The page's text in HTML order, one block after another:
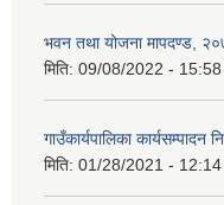
भवन तथा योजना मापदण्ड,
मिति: 09/08/2022 - 15:58
गाउँकार्यपालिका कार्यसम्पादन
मिति: 01/28/2021 - 12:14